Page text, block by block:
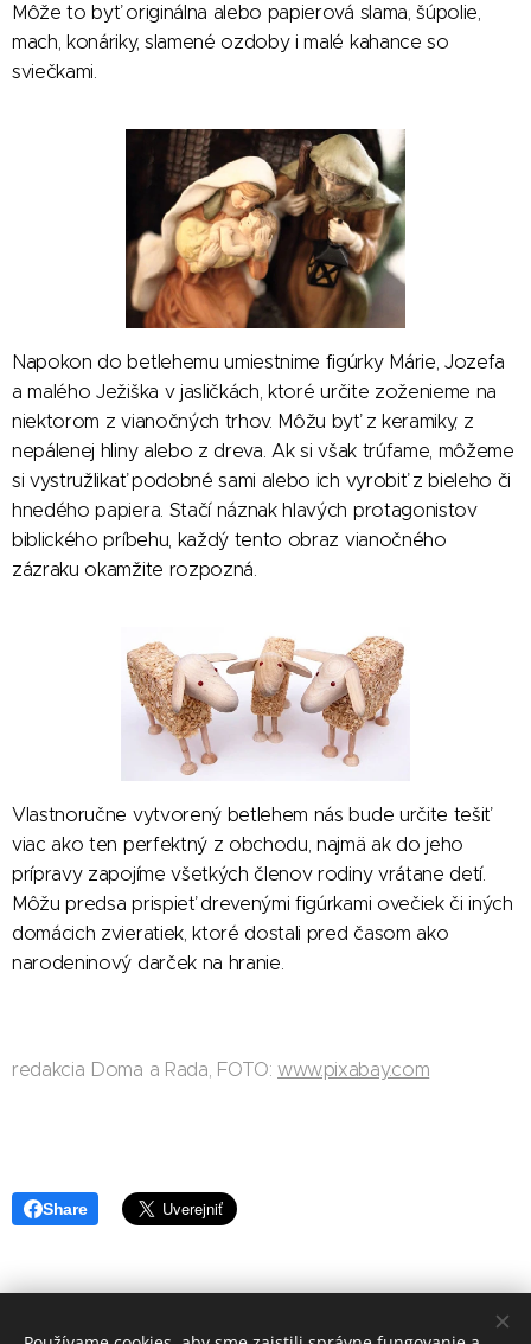
Môže to byť originálna alebo papierová slama, šúpolie,
mach, konáriky, slamené ozdoby i malé kahance so
sviečkami.
Napokon do betlehemu umiestnime figúrky Márie, Jozefa
a malého Ježiška v jasličkách, ktoré určite zoženieme na
niektorom z vianočných trhov. Môžu byť z keramiky, z
nepálenej hliny alebo z dreva. Ak si však trúfame, môžeme
si vystružlikať podobné sami alebo ich vyrobiť z bieleho či
hnedého papiera. Stačí náznak hlavých protagonistov
biblického príbehu, každý tento obraz vianočného
zázraku okamžite rozpozná.
Vlastnoručne vytvorený betlehem nás bude určite tešiť
viac ako ten perfektný z obchodu, najmä ak do jeho
prípravy zapojíme všetkých členov rodiny vrátane detí.
Môžu predsa prispieť drevenými figúrkami ovečiek či iných
domácich zvieratiek, ktoré dostali pred časom ako
narodeninový darček na hranie.
redakcia Doma a Rada, FOTO:www.pixabay.com
Share